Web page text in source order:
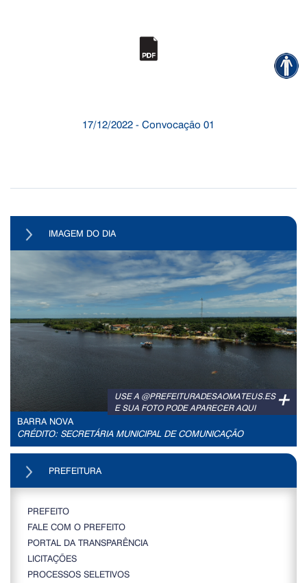
17/12/2022 - Convocação 01
IMAGEM DO DIA
+
USE A @PREFEITURADESAOMATEUS.ES
E SUA FOTO PODE APARECER AQUI
BARRA NOVA
CRÉDITO: SECRETÁRIA MUNICIPAL DE COMUNICAÇÃO
PREFEITURA
PREFEITO
FALE COM O PREFEITO
PORTAL DA TRANSPARÊNCIA
LICITAÇÕES
PROCESSOS SELETIVOS